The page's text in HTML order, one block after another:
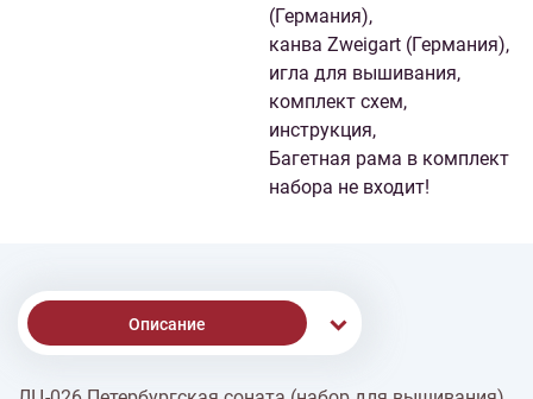
(Германия),
канва Zweigart (Германия),
игла для вышивания,
комплект схем,
инструкция,
Багетная рама в комплект
набора не входит!
Описание